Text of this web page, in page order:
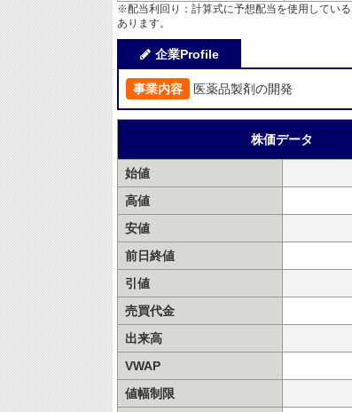
※配当利回り：計算式に予想配当を使用してい
あります。
企業Profile
事業内容 医薬品製剤の開発
株価データ
始値
高値
安値
前日終値
引値
売買代金
出来高
VWAP
値幅制限